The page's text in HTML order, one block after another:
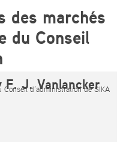
des marchés
du Conseil
F. J. Vanlancker
Conseil d’administration de SIKA